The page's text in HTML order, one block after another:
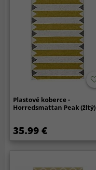
Plastové koberce -
Horredsmattan Peak (žltý)
35.99 €